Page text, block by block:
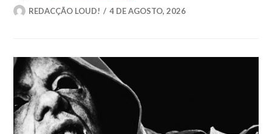
REDACÇÃO LOUD! 4 DE AGOSTO, 2026